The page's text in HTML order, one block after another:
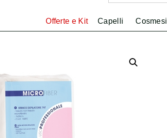
Offerte e Kit Capelli Cosmesi